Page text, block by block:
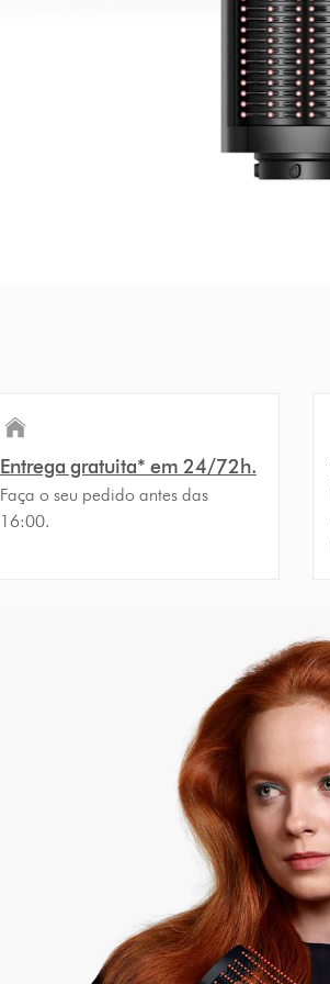
Entrega gratuita* em 24/72h.
Faça o seu pedido antes das
16:00.